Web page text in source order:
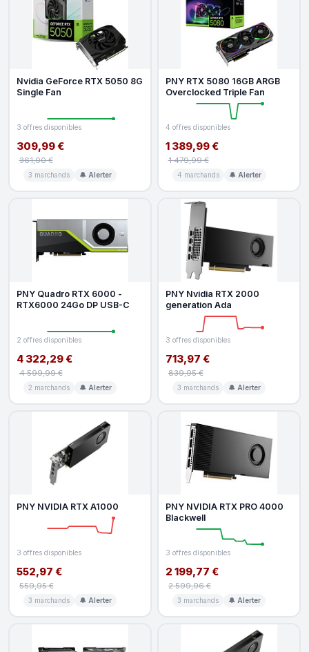
Nvidia GeForce RTX 5050 8G
Single Fan
3 offres disponibles
309,99 €
361,00 €
3 marchands 🔔 Alerter
PNY RTX 5080 16GB ARGB
Overclocked Triple Fan
4 offres disponibles
1 389,99 €
1 479,99 €
4 marchands 🔔 Alerter
PNY Quadro RTX 6000 -
RTX6000 24Go DP USB-C
2 offres disponibles
4 322,29 €
4 599,99 €
2 marchands 🔔 Alerter
PNY Nvidia RTX 2000
generation Ada
3 offres disponibles
713,97 €
839,95 €
3 marchands 🔔 Alerter
PNY NVIDIA RTX A1000
3 offres disponibles
552,97 €
559,95 €
3 marchands 🔔 Alerter
PNY NVIDIA RTX PRO 4000
Blackwell
3 offres disponibles
2 199,77 €
2 599,96 €
3 marchands 🔔 Alerter